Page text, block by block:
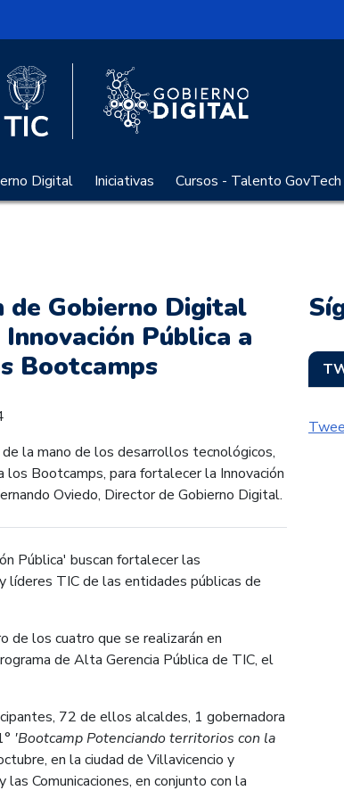
Logo del Ministerio TIC
Digital Iniciativas Cursos - Talento GovTech
de Gobierno Digital
Pública a
Bootcamps
de la mano de los desarrollos tecnológicos,
Bootcamps, para fortalecer la Innovación
Oviedo, Director de Gobierno Digital.
Pública' buscan fortalecer las
líderes TIC de las entidades públicas de
de los cuatro que se realizarán en
de Alta Gerencia Pública de TIC, el
72 de ellos alcaldes, 1 gobernadora
'Bootcamp Potenciando territorios con la
en la ciudad de Villavicencio y
Comunicaciones, en conjunto con la